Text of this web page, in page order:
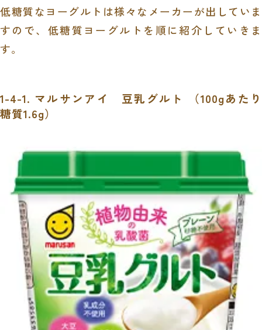
低糖質なヨーグルトは様々なメーカーが出していま
すので、低糖質ヨーグルトを順に紹介していきま
す。
1-4-1. マルサンアイ 豆乳グルト （100gあたり
糖質1.6g）